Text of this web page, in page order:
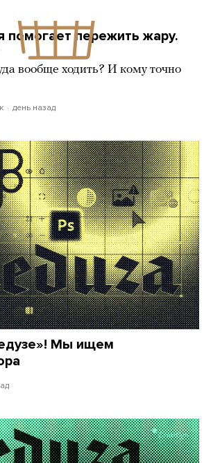
помогает пережить жару.
вообще ходить? И кому точно
день назад
Мы ищем